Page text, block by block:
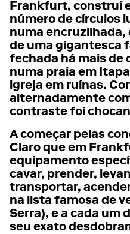
Frankfurt, construí
número de círculos
numa encruzilhada,
de uma gigantesca
fechada há mais de
numa praia em
igreja em ruínas.
alternadamente
contraste foi
A começar pelas
Claro que em
equipamento
cavar, prender,
transportar,
na lista famosa de
Serra), e a cada um
seu exato